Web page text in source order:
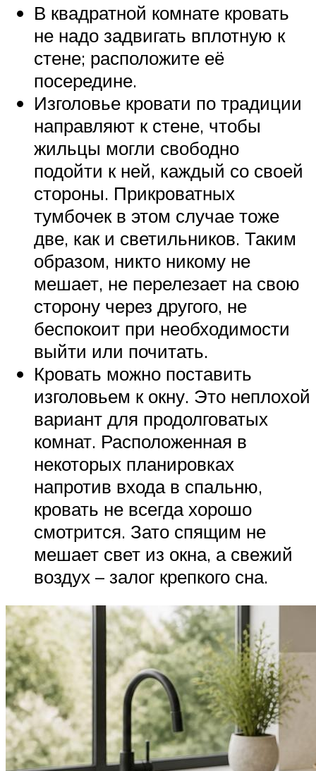
В квадратной комнате кровать
не надо задвигать вплотную к
стене; расположите её
посередине.
Изголовье кровати по традиции
направляют к стене, чтобы
жильцы могли свободно
подойти к ней, каждый со своей
стороны. Прикроватных
тумбочек в этом случае тоже
две, как и светильников. Таким
образом, никто никому не
мешает, не перелезает на свою
сторону через другого, не
беспокоит при необходимости
выйти или почитать.
Кровать можно поставить
изголовьем к окну. Это неплохой
вариант для продолговатых
комнат. Расположенная в
некоторых планировках
напротив входа в спальню,
кровать не всегда хорошо
смотрится. Зато спящим не
мешает свет из окна, а свежий
воздух – залог крепкого сна.